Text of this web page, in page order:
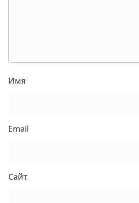
Имя
Email
Сайт